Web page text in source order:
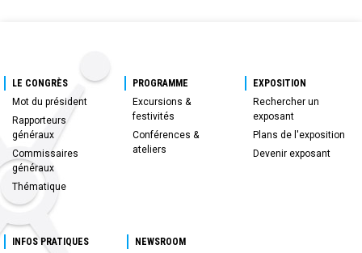
LE CONGRÈS
Mot du président
Rapporteurs
généraux
Commissaires
généraux
Thématique
PROGRAMME
Excursions &
festivités
Conférences &
ateliers
EXPOSITION
Rechercher un
exposant
Plans de l'exposition
Devenir exposant
INFOS PRATIQUES
NEWSROOM